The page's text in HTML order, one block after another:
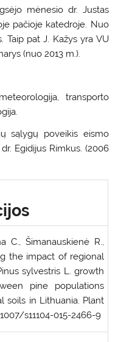
mėnesio dr. Justas
pačioje katedroje. Nuo
Taip pat J. Kažys yra VU
(nuo 2013 m.).
transporto
sąlygų poveikis eismo
Egidijus Rimkus. (2006
C., Šimanauskienė R.,
the impact of regional
sylvestris L. growth
pine populations
soils in Lithuania. Plant
s11104-015-2466-9